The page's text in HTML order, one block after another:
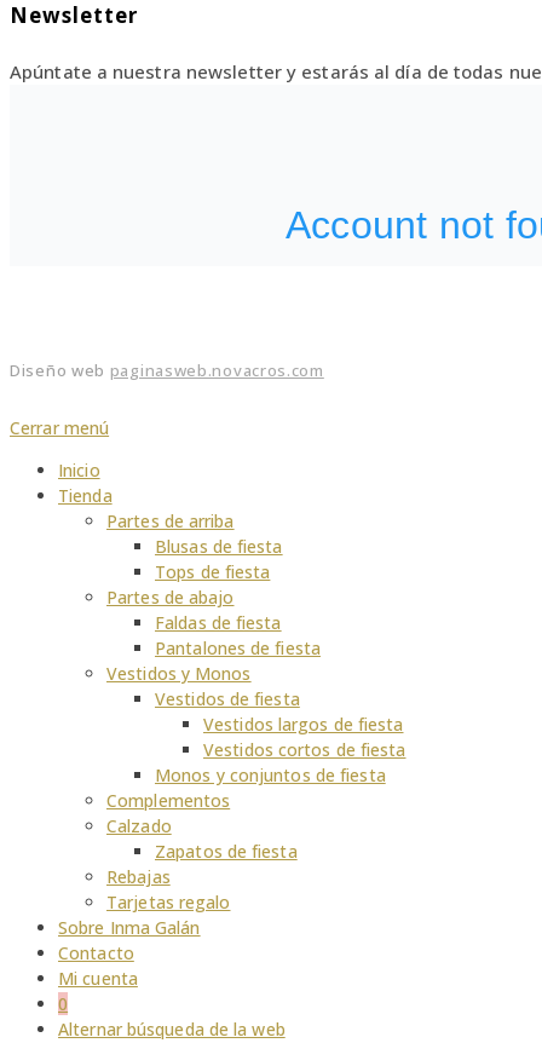
Newsletter
Apúntate a nuestra newsletter y estarás al día de todas
Diseño web paginasweb.novacros.com
Cerrar menú
Inicio
Tienda
Partes de arriba
Blusas de fiesta
Tops de fiesta
Partes de abajo
Faldas de fiesta
Pantalones de fiesta
Vestidos y Monos
Vestidos de fiesta
Vestidos largos de fiesta
Vestidos cortos de fiesta
Monos y conjuntos de fiesta
Complementos
Calzado
Zapatos de fiesta
Rebajas
Tarjetas regalo
Sobre Inma Galán
Contacto
Mi cuenta
0
Alternar búsqueda de la web